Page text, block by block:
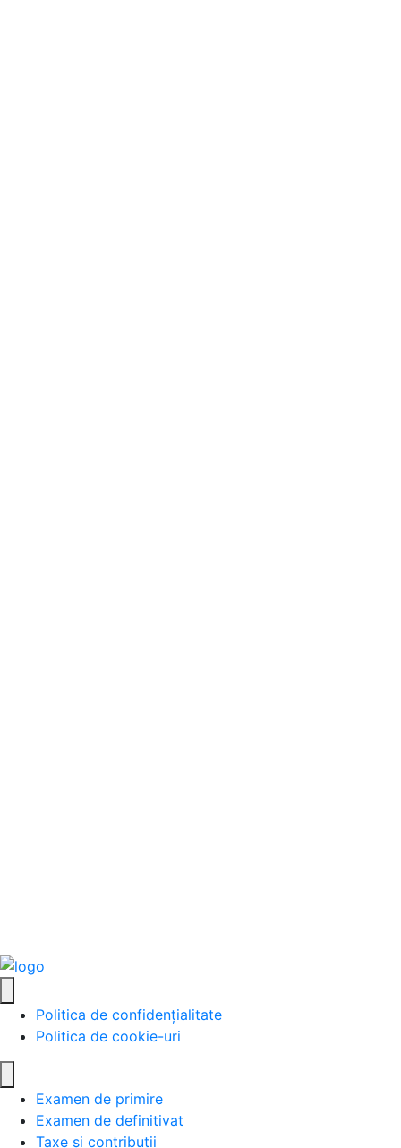
Politica de confidențialitate
Politica de cookie-uri
Examen de primire
Examen de definitivat
Taxe și contribuții